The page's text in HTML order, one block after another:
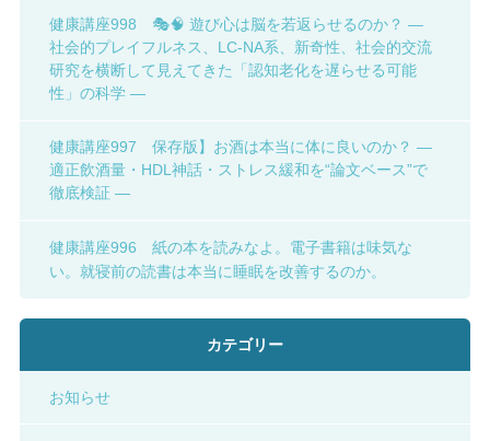
健康講座998 🎭🧠 遊び心は脳を若返らせるのか？ ―
社会的プレイフルネス、LC-NA系、新奇性、社会的交流
研究を横断して見えてきた「認知老化を遅らせる可能
性」の科学 ―
健康講座997 保存版】お酒は本当に体に良いのか？ ―
適正飲酒量・HDL神話・ストレス緩和を“論文ベース”で
徹底検証 ―
健康講座996 紙の本を読みなよ。電子書籍は味気な
い。就寝前の読書は本当に睡眠を改善するのか。
カテゴリー
お知らせ